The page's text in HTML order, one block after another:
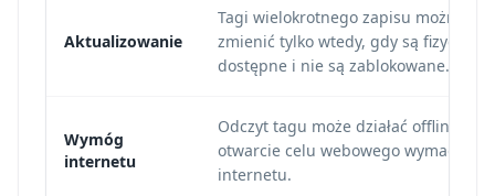
Aktualizowanie
Tagi wielokrotnego zapisu można
zmienić tylko wtedy, gdy są fizycznie
dostępne i nie są zablokowane.
Wymóg
internetu
Odczyt tagu może działać offline, ale
otwarcie celu webowego wymaga
internetu.